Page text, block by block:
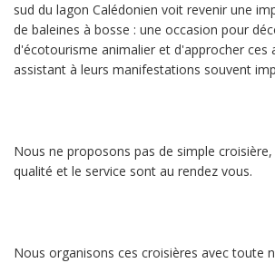
sud du lagon Calédonien voit revenir une
de baleines à bosse : une occasion pour
d'écotourisme animalier et d'approcher ces
assistant à leurs manifestations souvent
Nous ne proposons pas de simple
qualité et le service sont au rendez vous.
Nous organisons ces croisières avec toute